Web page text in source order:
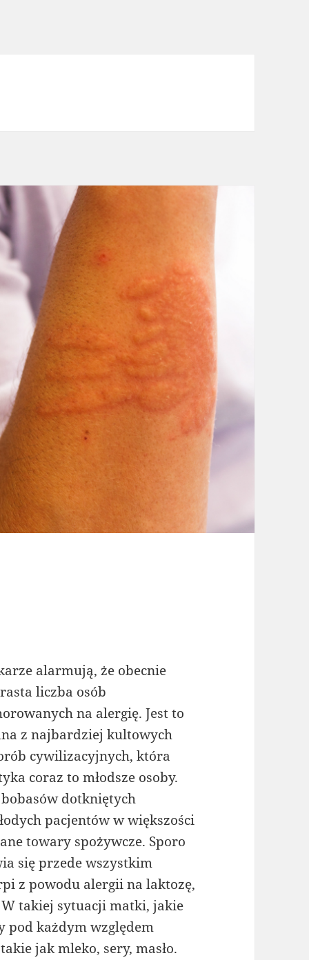
alarmują, że obecnie
liczba osób
na alergię. Jest to
z najbardziej kultowych
cywilizacyjnych, która
coraz to młodsze osoby.
dotkniętych
pacjentów w większości
towary spożywcze. Sporo
się przede wszystkim
z powodu alergii na laktozę,
takiej sytuacji matki, jakie
pod każdym względem
jak mleko, sery, masło.